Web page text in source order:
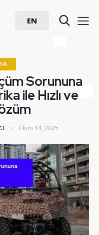
EN
Sorununa
ile Hızlı ve
Ekim 14, 2025